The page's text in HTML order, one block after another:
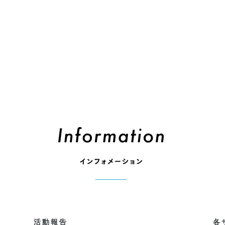
活動報告 各